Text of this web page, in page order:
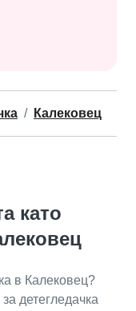
Калековец
като
в Калековец?
детегледачка